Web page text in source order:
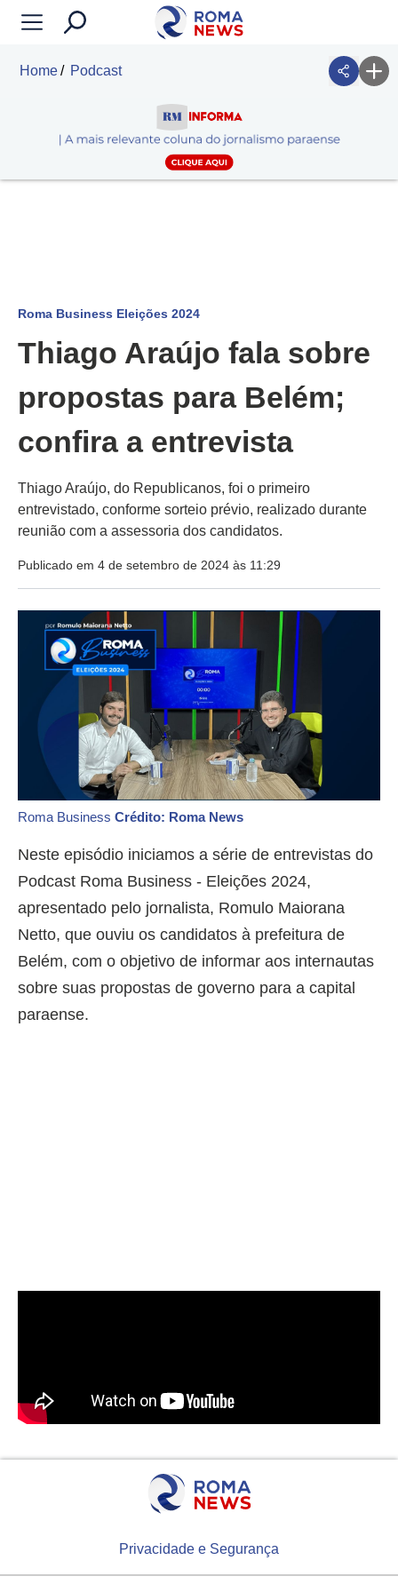
Home Podcast
Roma Business Eleições 2024
Thiago Araújo fala sobre
propostas para Belém;
confira a entrevista
Thiago Araújo, do Republicanos, foi o primeiro
entrevistado, conforme sorteio prévio, realizado durante
reunião com a assessoria dos candidatos.
Publicado em 4 de setembro de 2024 às 11:29
Roma Business Crédito: Roma News
Neste episódio iniciamos a série de entrevistas do
Podcast Roma Business - Eleições 2024,
apresentado pelo jornalista, Romulo Maiorana
Netto, que ouviu os candidatos à prefeitura de
Belém, com o objetivo de informar aos internautas
sobre suas propostas de governo para a capital
paraense.
Privacidade e Segurança